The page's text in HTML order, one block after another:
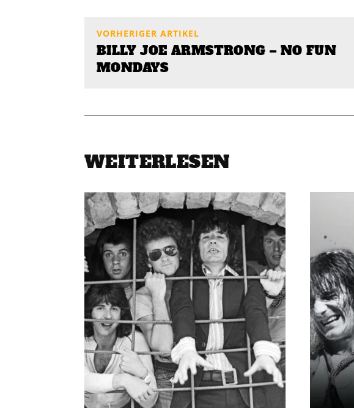
VORHERIGER ARTIKEL
BILLY JOE ARMSTRONG – NO FUN
MONDAYS
WEITERLESEN